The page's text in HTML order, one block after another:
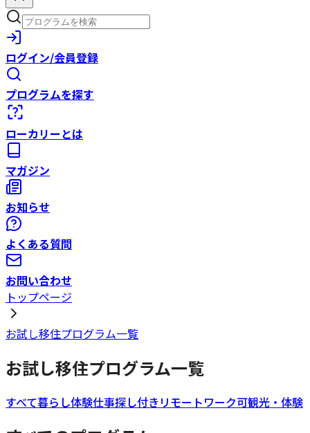
ログイン/会員登録
プログラムを探す
ローカリーとは
マガジン
お知らせ
よくある質問
お問い合わせ
トップページ
お試し移住プログラム一覧
お試し移住プログラム一覧
すべて暮らし体験仕事探し付き リモートワーク可観光・体験